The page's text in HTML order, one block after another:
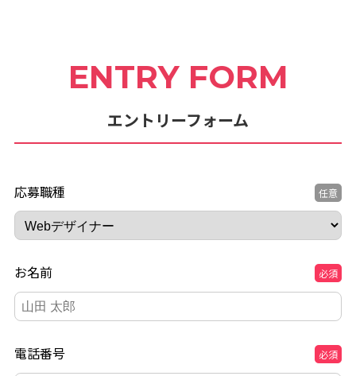
ENTRY FORM
エントリーフォーム
応募職種 任意
お名前 必須
電話番号 必須